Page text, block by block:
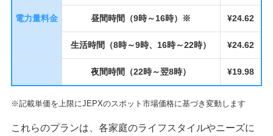
電力量料金 昼間時間（9時～16時）※ ¥24.62
生活時間（8時～9時、16時～22時） ¥24.62
夜間時間（22時～翌8時） ¥19.98
※記載単価を上限にJEPXのスポット市場価格に基づき変動します
これらのプランは、各家庭のライフスタイルやニーズに